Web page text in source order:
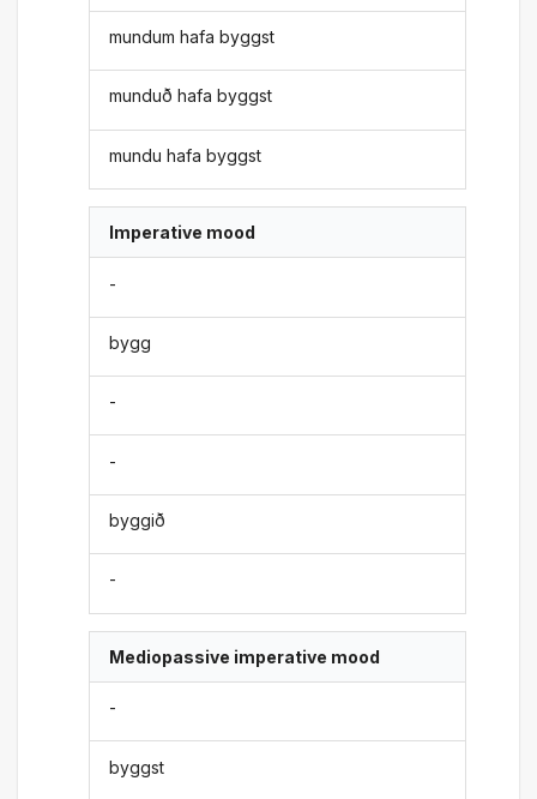
mundum hafa byggst
munduð hafa byggst
mundu hafa byggst
Imperative mood
-
bygg
-
-
byggið
-
Mediopassive imperative mood
-
byggst